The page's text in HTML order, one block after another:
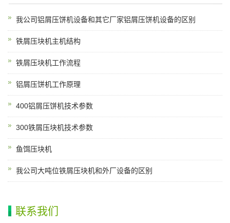
我公司铝屑压饼机设备和其它厂家铝屑压饼机设备的区别
铁屑压块机主机结构
铁屑压块机工作流程
铝屑压饼机工作原理
400铝屑压饼机技术参数
300铁屑压块机技术参数
鱼饵压块机
我公司大吨位铁屑压块机和外厂设备的区别
联系我们